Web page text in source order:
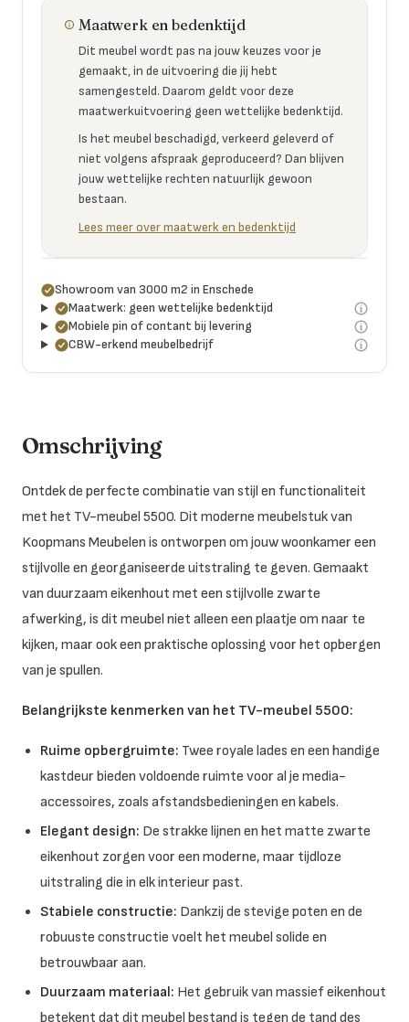
Maatwerk en bedenktijd
Dit meubel wordt pas na jouw keuzes voor je
gemaakt, in de uitvoering die jij hebt
samengesteld. Daarom geldt voor deze
maatwerkuitvoering geen wettelijke bedenktijd.
Is het meubel beschadigd, verkeerd geleverd of
niet volgens afspraak geproduceerd? Dan blijven
jouw wettelijke rechten natuurlijk gewoon
bestaan.
Lees meer over maatwerk en bedenktijd
Showroom van 3000 m2 in Enschede
Maatwerk: geen wettelijke bedenktijd
Mobiele pin of contant bij levering
CBW-erkend meubelbedrijf
Omschrijving
Ontdek de perfecte combinatie van stijl en functionaliteit
met het TV-meubel 5500. Dit moderne meubelstuk van
Koopmans Meubelen is ontworpen om jouw woonkamer een
stijlvolle en georganiseerde uitstraling te geven. Gemaakt
van duurzaam eikenhout met een stijlvolle zwarte
afwerking, is dit meubel niet alleen een plaatje om naar te
kijken, maar ook een praktische oplossing voor het opbergen
van je spullen.
Belangrijkste kenmerken van het TV-meubel 5500:
Ruime opbergruimte: Twee royale lades en een handige
kastdeur bieden voldoende ruimte voor al je media-
accessoires, zoals afstandsbedieningen en kabels.
Elegant design: De strakke lijnen en het matte zwarte
eikenhout zorgen voor een moderne, maar tijdloze
uitstraling die in elk interieur past.
Stabiele constructie: Dankzij de stevige poten en de
robuuste constructie voelt het meubel solide en
betrouwbaar aan.
Duurzaam materiaal: Het gebruik van massief eikenhout
betekent dat dit meubel bestand is tegen de tand des